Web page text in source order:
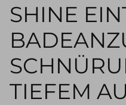
SHINE
TIEFEM